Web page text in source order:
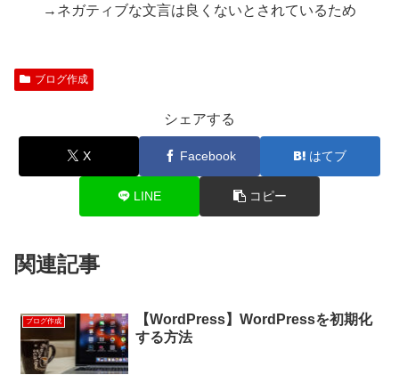
→ネガティブな文言は良くないとされているため
ブログ作成
シェアする
X Facebook はてブ
LINE コピー
関連記事
ブログ作成
【WordPress】WordPressを初期化
する方法